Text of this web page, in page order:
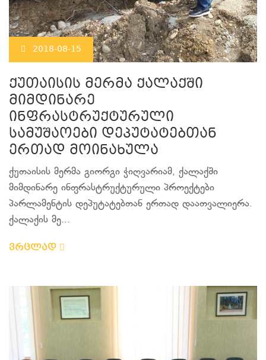
2018-08-15
ქუთაისის მერმა ქალაქში
მიმდინარე
ინფრასტრუქტურული
სამუშაოები დეპუტატებთან
ერთად მოინახულა
ქუთაისის მერმა გიორგი ჭიღვარიამ, ქალაქში
მიმდინარე ინფრასტრუქტურული პროექტები
პარლამენტის დეპუტატებთან ერთად დაათვალიერა.
ქალაქის მე...
ვრცლად